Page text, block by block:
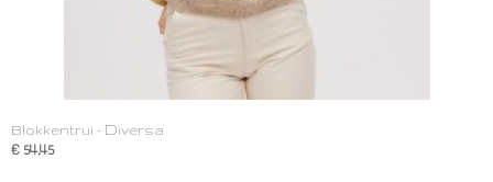
Blokkentrui - Diversa
€ 54,45